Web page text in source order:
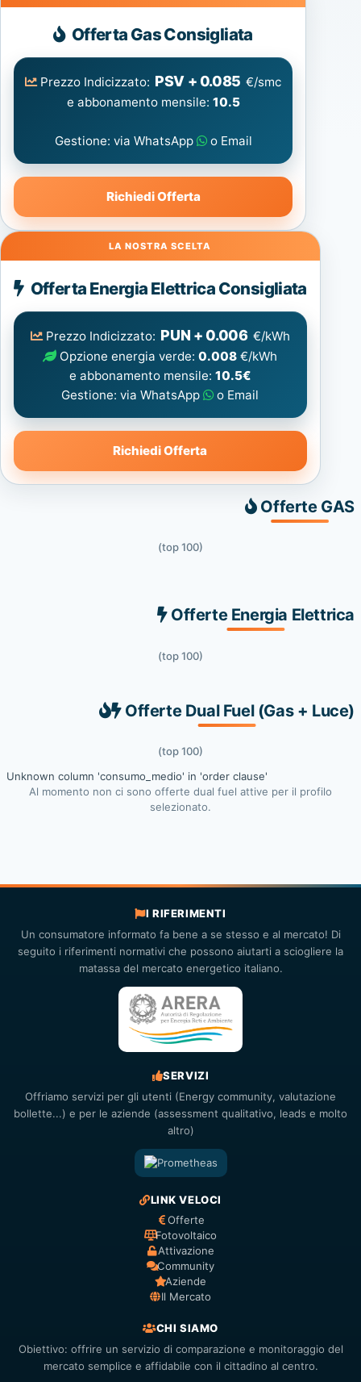
Gas
Offerta Gas Consigliata
Prezzo Indicizzato: PSV + 0.085 €/smc
e abbonamento mensile: 10.5
Gestione: via WhatsApp o Email
Richiedi Offerta
Energia
Elettrica
consigliata
Offerta Energia Elettrica Consigliata
Prezzo Indicizzato: PUN + 0.006 €/kWh
Opzione energia verde:0.008 €/kWh
e abbonamento mensile: 10.5€
Gestione: via WhatsApp
o Email
Richiedi Offerta
Offerte GAS
(top 100)
Offerte Energia Elettrica
(top 100)
Offerte Dual Fuel (Gas + Luce)
(top 100)
Unknown column 'consumo_medio' in 'order clause'
Al momento non ci sono offerte dual fuel attive per il profilo
selezionato.
I RIFERIMENTI
Un consumatore informato fa bene a se stesso e al mercato! Di
seguito i riferimenti normativi che possono aiutarti a sciogliere la
matassa del mercato energetico italiano.
SERVIZI
Offriamo servizi per gli utenti (Energy community, valutazione
bollette...) e per le aziende (assessment qualitativo, leads e molto
altro)
LINK VELOCI
Offerte
Fotovoltaico
Attivazione
Community
Aziende
Il Mercato
CHI SIAMO
Obiettivo: offrire un servizio di comparazione e monitoraggio del
mercato semplice e affidabile con il cittadino al centro.